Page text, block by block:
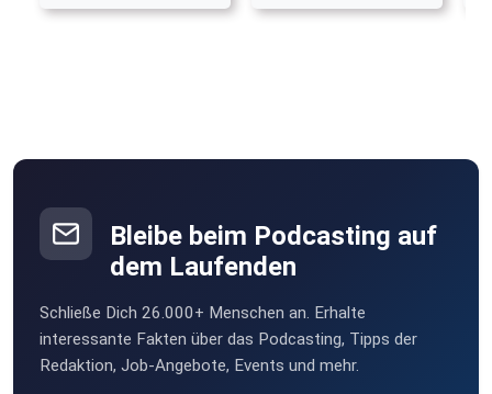
Bleibe beim Podcasting auf
dem Laufenden
Schließe Dich 26.000+ Menschen an. Erhalte
interessante Fakten über das Podcasting, Tipps der
Redaktion, Job-Angebote, Events und mehr.